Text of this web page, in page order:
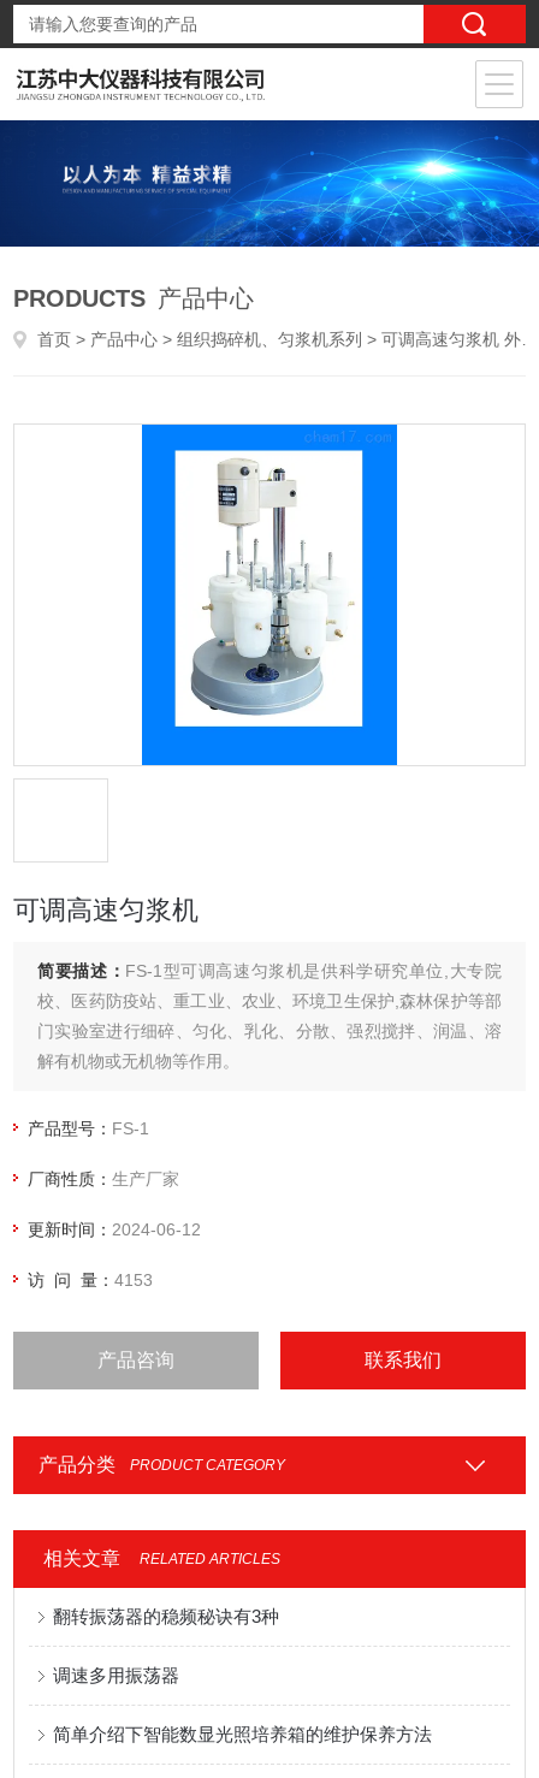
PRODUCTS 产品中心
首页 > 产品中心 >组织捣碎机、匀浆机系列 >可调高速匀浆机 外切式
可调高速匀浆机
简要描述： FS-1型可调高速匀浆机是供科学研究单位,大专院
校、医药防疫站、重工业、农业、环境卫生保护,森林保护等部
门实验室进行细碎、匀化、乳化、分散、强烈搅拌、润温、溶
解有机物或无机物等作用。
率*等特点.目前在国内已被广泛应用,成为生物化学研究,动植物
品工业部门需要的仪器。
产品型号： FS-1
厂商性质：生产厂家
更新时间： 2024-06-12
访 问 量：4153
产品咨询 联系我们
产品分类 PRODUCT CATEGORY
相关文章 RELATED ARTICLES
翻转振荡器的稳频秘诀有3种
调速多用振荡器
简单介绍下智能数显光照培养箱的维护保养方法